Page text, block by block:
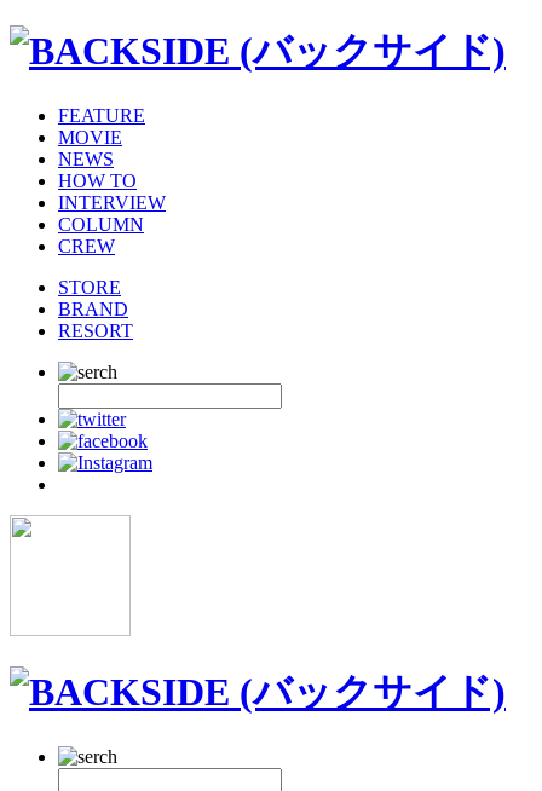
FEATURE
MOVIE
NEWS
HOW TO
INTERVIEW
COLUMN
CREW
STORE
BRAND
RESORT